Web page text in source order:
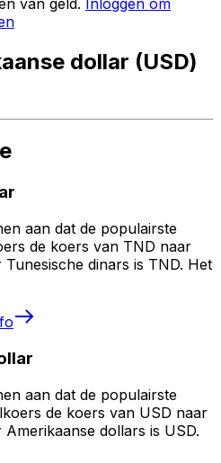
dollar (USD)
aan dat de populairste
de koers van TND naar
dinars is TND. Het
aan dat de populairste
de koers van USD naar
dollars is USD.